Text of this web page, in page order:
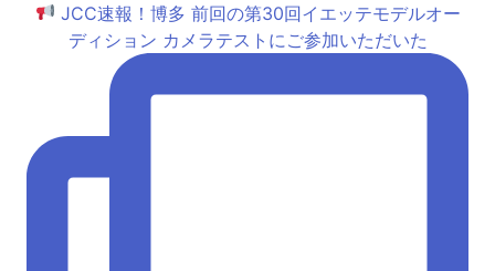
JCC速報！博多 前回の第30回イエッテモデルオー
ディション カメラテストにご参加いただいた